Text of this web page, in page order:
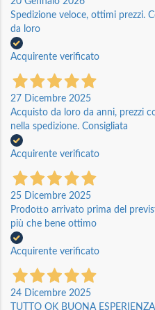
Spedizione veloce, ottimi prezzi.
da loro
Acquirente verificato
27 Dicembre 2025
Acquisto da loro da anni, prezzi
nella spedizione. Consigliata
Acquirente verificato
25 Dicembre 2025
Prodotto arrivato prima del
più che bene ottimo
Acquirente verificato
24 Dicembre 2025
TUTTO OK BUONA